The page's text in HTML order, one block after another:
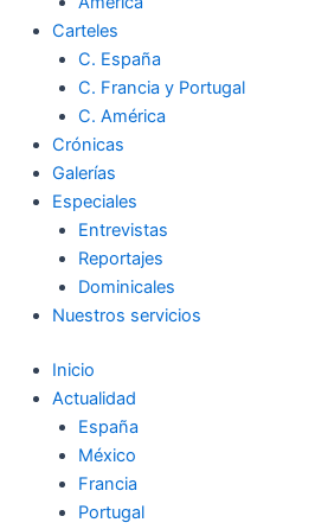
Carteles
C. España
C. Francia y Portugal
C. América
Crónicas
Galerías
Especiales
Entrevistas
Reportajes
Dominicales
Nuestros servicios
Inicio
Actualidad
España
México
Francia
Portugal